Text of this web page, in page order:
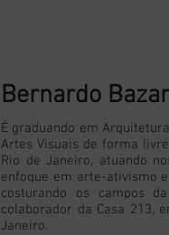
Bernardo
É graduando em
Artes Visuais de forma
Rio de Janeiro, atuando
enfoque em arte-ativismo
costurando os campos
colaborador da Casa 213,
Janeiro.